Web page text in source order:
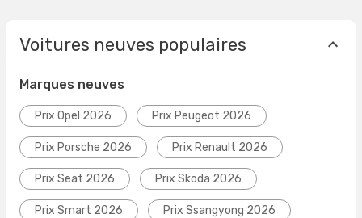
Voitures neuves populaires
Marques neuves
Prix Opel 2026 Prix Peugeot 2026
Prix Porsche 2026 Prix Renault 2026
Prix Seat 2026 Prix Skoda 2026
Prix Smart 2026 Prix Ssangyong 2026